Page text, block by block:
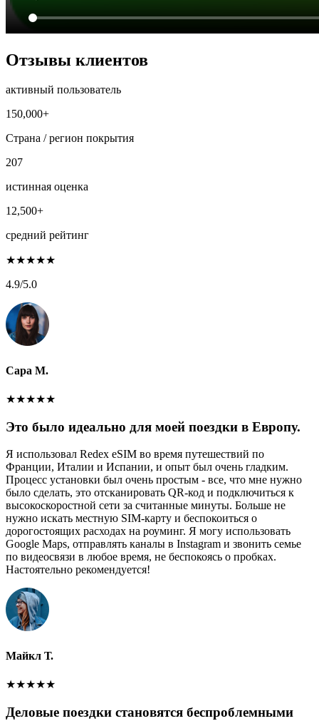
Отзывы клиентов
активный пользователь
150,000+
Страна / регион покрытия
207
истинная оценка
12,500+
средний рейтинг
★★★★★
4.9/5.0
Сара М.
★★★★★
Это было идеально для моей поездки в Европу.
Я использовал Redex eSIM во время путешествий по
Франции, Италии и Испании, и опыт был очень гладким.
Процесс установки был очень простым - все, что мне нужно
было сделать, это отсканировать QR-код и подключиться к
высокоскоростной сети за считанные минуты. Больше не
нужно искать местную SIM-карту и беспокоиться о
дорогостоящих расходах на роуминг. Я могу использовать
Google Maps, отправлять каналы в Instagram и звонить семье
по видеосвязи в любое время, не беспокоясь о пробках.
Настоятельно рекомендуется!
Майкл Т.
★★★★★
Деловые поездки становятся беспроблемными